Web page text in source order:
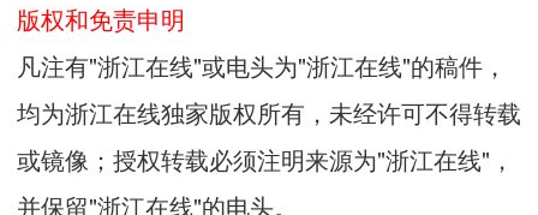
版权和免责申明
凡注有"浙江在线"或电头为"浙江在线"的稿件，
均为浙江在线独家版权所有，未经许可不得转载
或镜像；授权转载必须注明来源为"浙江在线"，
并保留"浙江在线"的电头。